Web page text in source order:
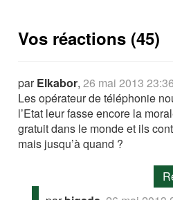
Vos réactions (45)
parElkabor,26 mai 2013 23:36
Les opérateur de téléphonie
l’Etat leur fasse encore la
gratuit dans le monde et ils
mais jusqu’à quand ?